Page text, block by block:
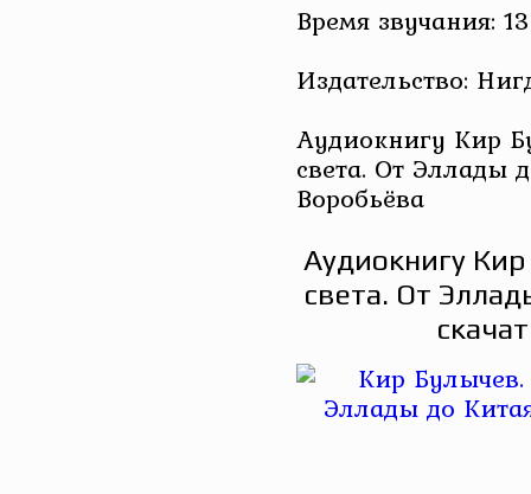
Время звучания:
Издательство:
Аудиокнигу Кир
света. От Эллады
Воробьёва
Аудиокнигу
света. От